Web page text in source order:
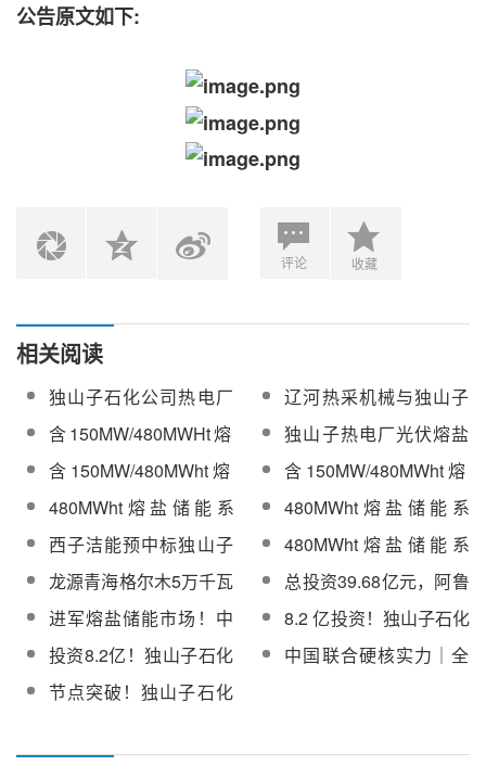
公告原文如下:
评论 收藏
相关阅读
独山子石化公司热电厂
绿电熔盐储能项目可研
咨询合同询价
辽河热采机械与独山子
石化进行绿电熔盐储能
技术交流
含150MW/480MWHt熔
盐储能系统！独山子热
电厂光伏熔盐储能示范
项目可研咨询合同公开
询价
独山子热电厂光伏熔盐
储能示范项目可研咨询
合同公开询价拟成交公
示
含150MW/480MWht熔
盐储能产汽系统！独山
子热电厂光伏熔盐储能
示范项目基础设计招标
含150MW/480MWht熔
盐储能产汽系统！独山
子热电厂光伏熔盐储能
示范项目基础设计合同
采购（二次）
480MWht熔盐储能系
统！独山子热电厂光伏
熔盐储能示范项目工程
总承包招标
480MWht熔盐储能系
统！独山子热电厂光伏
熔盐储能示范项目蒸汽
发生系统、汽轮发电机
组设备采购
西子洁能预中标独山子
石化热电厂光伏熔盐储
能项目蒸汽发生系统
480MWht熔盐储能系
统！独山子热电厂光伏
熔盐储能示范项目汽轮
发电机组设备重新招标
龙源青海格尔木5万千瓦
熔盐储能电站全厂委托
运维服务公开招标
总投资39.68亿元，阿鲁
燊能赤峰市阿鲁科尔沁
旗400MW/3200MWh电
热熔盐独立储能项目准
进军熔盐储能市场！中
化装备收购重组案获受
理！
8.2 亿投资！独山子石化
光伏熔盐储能示范项目
正式开工
投资8.2亿！独山子石化
光伏熔盐储能示范项目
建设全面提速
中国联合硬核实力｜全
节点突破！独山子石化